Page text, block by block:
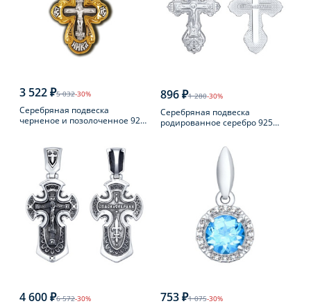
3 522 ₽5 032-30%
Серебряная подвеска
черненое и позолоченное 925
896 ₽1 280-30%
Серебряная подвеска
родированное серебро 925
4 600 ₽6 572-30% 753 ₽1 075-30%